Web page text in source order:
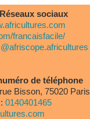
Réseaux sociaux
francaisfacile/
@afriscope.africultures
de téléphone
Bisson, 75020 Paris
0140401465